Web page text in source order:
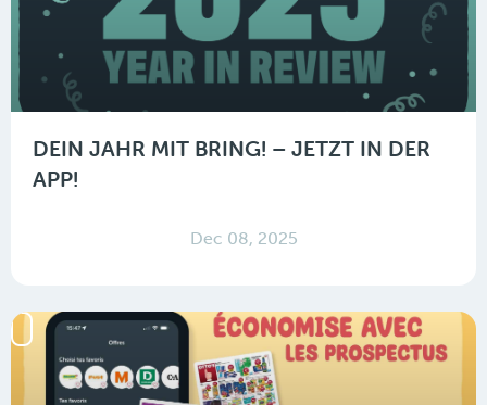
DEIN JAHR MIT BRING! – JETZT IN DER
APP!
Dec 08, 2025